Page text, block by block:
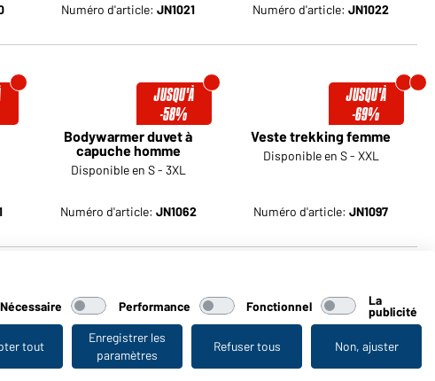
Numéro d'article:JN1021 Numéro d'article:JN1022
JUSQU'À
-58%
Bodywarmer duvet à
capuche homme
Disponible en S - 3XL
Numéro d'article: JN1062
JUSQU'À
-69%
Veste trekking femme
Disponible en S - XXL
Numéro d'article:JN1097
-58%
Veste d'hiver femme
Disponible en S - XXL
JUSQU'À
-58%
Disponible en S - 3XL
Vu en dernier
Nécessaire Performance Fonctionnel La
publicité
tout
Enregistrer les
paramètres
Refuser tous Non, ajuster